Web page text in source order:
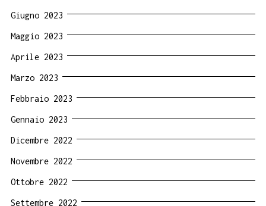
Giugno 2023
Maggio 2023
Aprile 2023
Marzo 2023
Febbraio 2023
Gennaio 2023
Dicembre 2022
Novembre 2022
Ottobre 2022
Settembre 2022